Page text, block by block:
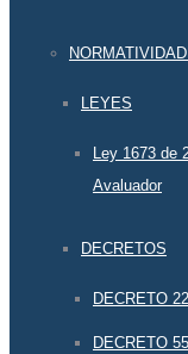
LEYES
Ley 1673 de
Avaluador
DECRETOS
DECRETO
DECRETO